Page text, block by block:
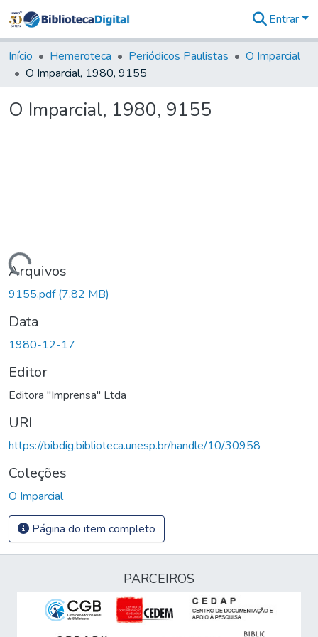
&
Coleções
Tudo na
Digital
Entrar
Início Hemeroteca Periódicos Paulistas
O Imparcial
O Imparcial, 1980, 9155
O Imparcial, 1980, 9155
Carregando...
Arquivos
9155.pdf(7,82 MB)
Data
1980-12-17
Editor
Editora "Imprensa" Ltda
URI
https://bibdig.biblioteca.unesp.br/handle/10/30958
Coleções
O Imparcial
Página do item completo
PARCEIROS